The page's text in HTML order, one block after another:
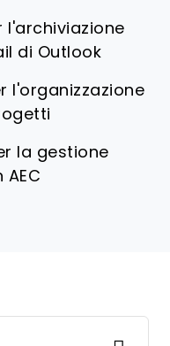
l'archiviazione
di Outlook
l'organizzazione
la gestione